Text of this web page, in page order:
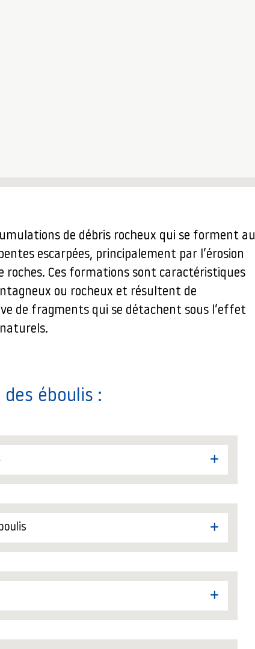
de débris rocheux qui se forment au
escarpées, principalement par l’érosion
roches. Ces formations sont caractéristiques
ou rocheux et résultent de
de fragments qui se détachent sous l’effet
éboulis :